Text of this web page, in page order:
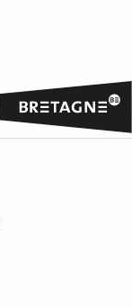
Aloa Taxis